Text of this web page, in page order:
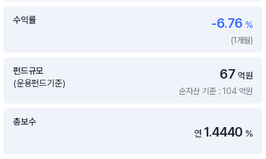
수익률 -6.76 %
(1개월)
펀드규모
(운용펀드기준)
67 억원
순자산 기준 : 104 억원
총보수
연 1.4440 %
월배당 포트
포트래빗 관리
미국 ETF 검색
ETF 비교
연금 ETF 검색
ETF트렌드 ETF 랭킹 · ETF 찾기 · 종목찾기
미국ETF테마